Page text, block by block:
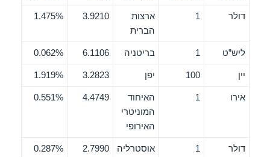
דולר 1
ארצות
הברית
3.9210
1.475%
ליש”ט 1 בריטניה 6.1106
0.062%
יין 100 יפן 3.2823
1.919%
אירו 1
האיחוד
המוניטרי
האירופי
4.4749
0.551%
דולר 1 אוסטרליה 2.7990
0.287%